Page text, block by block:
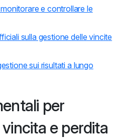
e controllare le
sulla gestione delle vincite
sui risultati a lungo
per
e perdita